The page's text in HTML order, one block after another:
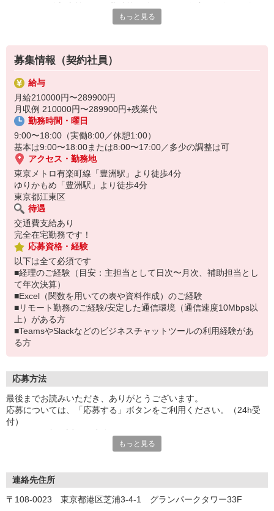
仕訳入力および伝票整理・請求書の発行、契約書や納品書などの証
理以外の案件をお任せする場合もあります。
もっと見る
募集情報（契約社員）
給与
月給210000円〜289900円
月収例 210000円〜289900円+残業代
勤務時間・曜日
9:00〜18:00（実働8:00／休憩1:00）
基本は9:00〜18:00または8:00〜17:00／多少の調整は可
アクセス・勤務地
東京メトロ有楽町線「豊洲駅」より徒歩4分
ゆりかもめ「豊洲駅」より徒歩4分
東京都江東区
待遇
交通費支給あり
完全在宅勤務です！
応募資格・経験
以下は全て必須です
■経理のご経験（目安：主担当として日次〜月次、補助担当とし
て年次決算）
■Excel（関数を用いての表や資料作成）のご経験
■リモート勤務のご経験/安定した通信環境（通信速度10Mbps以
上）がある方
■TeamsやSlackなどのビジネスチャットツールの利用経験があ
る方
応募方法
最後までお読みいただき、ありがとうございます。
応募については、「応募する」ボタンをご利用ください。（24h受
付）
※応募後、選考に進む方には5営業日以内にご連絡いたします。
オンライン登録
もっと見る
連絡先住所
〒108-0023 東京都港区芝浦3-4-1 グランパークタワー33F